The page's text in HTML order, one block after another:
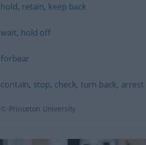
hold, retain, keep back
wait, hold off
forbear
contain, stop, check, turn back, arrest
© Princeton University